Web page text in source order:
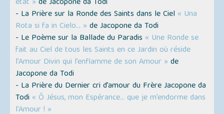
- La Prière sur la Ronde des Saints dans le Ciel « Una
Rota si fa in Cielo... » de Jacopone da Todi
- Le Poème sur la Ballade du Paradis « Une Ronde se
fait au Ciel de tous les Saints en ce Jardin où réside
l’Amour Divin qui l’enflamme de son Amour » de
Jacopone da Todi
- La Prière du Dernier cri d’amour du Frère Jacopone da
Todi « Ô Jésus, mon Espérance... que je m’endorme dans
l’Amour ! »